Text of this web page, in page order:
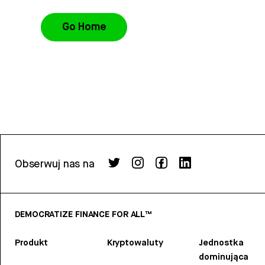
Go Home
Obserwuj nas na
DEMOCRATIZE FINANCE FOR ALL™
Produkt Kryptowaluty
Jednostka
dominująca